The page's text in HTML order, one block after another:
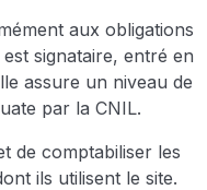
aux obligations
signataire, entré en
assure un niveau de
par la CNIL.
de comptabiliser les
ils utilisent le site.